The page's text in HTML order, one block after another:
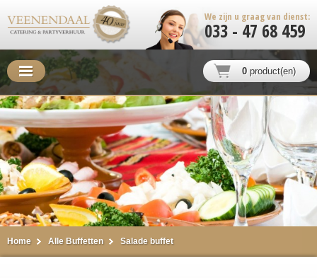
We zijn u graag van dienst:
033 - 47 68 459
0 product(en)
Home Alle Buffetten Salade buffet